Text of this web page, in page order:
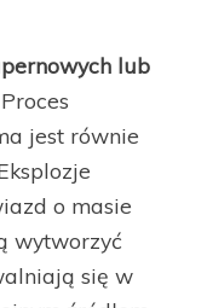
lub
Proces
jest równie
o masie
wytworzyć
się w